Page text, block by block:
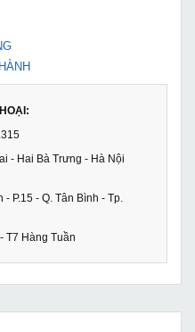
- Hai Bà Trưng - Hà Nội
P.15 - Q. Tân Bình - Tp.
T7 Hàng Tuần